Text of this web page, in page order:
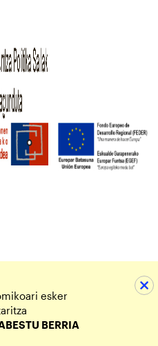
esker
BERRIA